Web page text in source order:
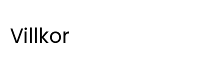
Villkor